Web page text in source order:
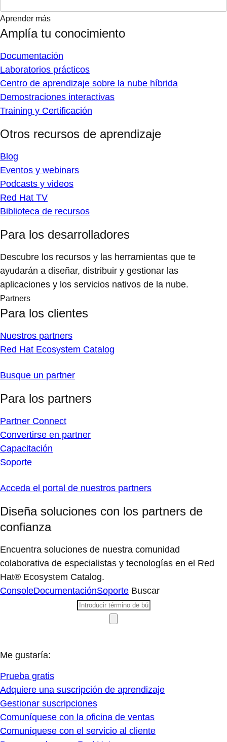
Aprender más
Amplía tu conocimiento
Documentación
Laboratorios prácticos
Centro de aprendizaje sobre la nube híbrida
Demostraciones interactivas
Training y Certificación
Otros recursos de aprendizaje
Blog
Eventos y webinars
Podcasts y videos
Red Hat TV
Biblioteca de recursos
Para los desarrolladores
Descubre los recursos y las herramientas que te
ayudarán a diseñar, distribuir y gestionar las
aplicaciones y los servicios nativos de la nube.
Partners
Para los clientes
Nuestros partners
Red Hat Ecosystem Catalog
Busque un partner
Para los partners
Partner Connect
Convertirse en partner
Capacitación
Soporte
Acceda el portal de nuestros partners
Diseña soluciones con los partners de
confianza
Encuentra soluciones de nuestra comunidad
colaborativa de especialistas y tecnologías en el Red
Hat® Ecosystem Catalog.
ConsoleDocumentaciónSoporte Buscar
Me gustaría:
Prueba gratis
Adquiere una suscripción de aprendizaje
Gestionar suscripciones
Comuníquese con la oficina de ventas
Comuníquese con el servicio al cliente